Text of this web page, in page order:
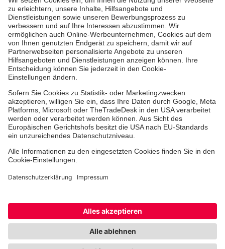
Aus- & Fortbildungen
Erste-Hilfe-Kurse
Jobs & Ehrenamt
Freiwilligendienst
Spendenprojekte
Johanniter-Jugend
Einrichtungen
Cookie-Einstellungen Datenschutz Barrierefreiheit
Impressum Kontakt Widerruf